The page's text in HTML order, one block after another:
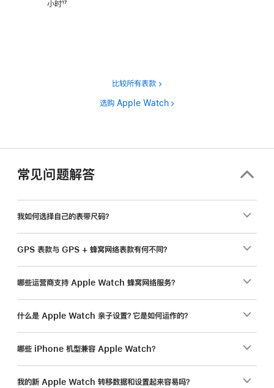
小时17
比较所有表款
选购 Apple Watch
常见问题解答
我如何选择自己的表带尺码？
GPS 表款与 GPS + 蜂窝网络表款有何不同？
哪些运营商支持 Apple Watch 蜂窝网络服务？
什么是 Apple Watch 亲子设置？它是如何运作的？
哪些 iPhone 机型兼容 Apple Watch？
我的新 Apple Watch 转移数据和设置起来容易吗？